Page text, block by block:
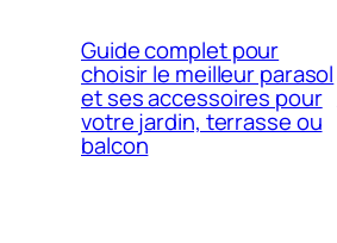
Guide complet pour
choisir le meilleur parasol
et ses accessoires pour
votre jardin, terrasse ou
balcon